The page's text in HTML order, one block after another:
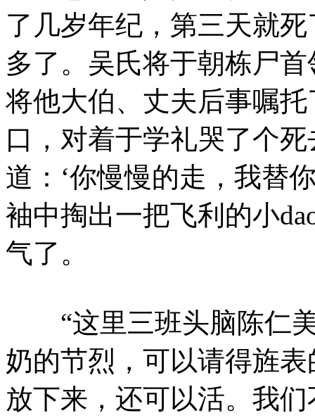
了几岁年纪，第三天就
多了。吴氏将于朝栋尸
将他大伯、丈夫后事嘱
口，对着于学礼哭了个
道：‘你慢慢的走，我替
袖中掏出一把飞利的小
气了。
“这里三班头脑陈仁美
奶的节烈，可以请得旌
放下来，还可以活。我